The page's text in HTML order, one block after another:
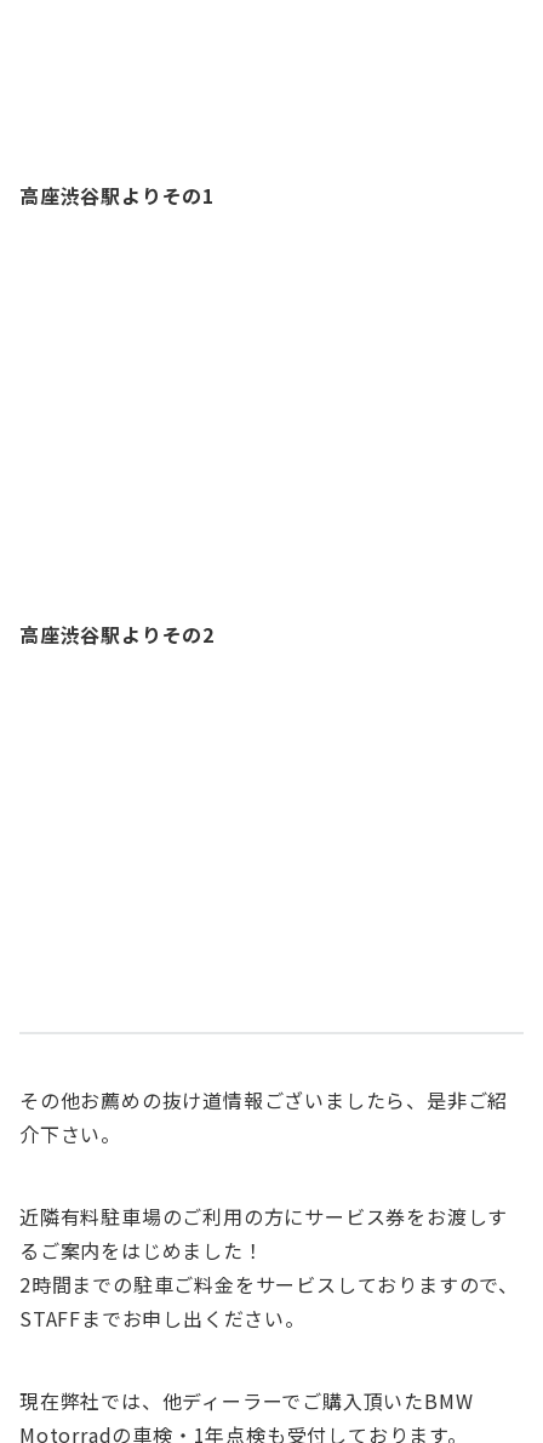
高座渋谷駅よりその1
高座渋谷駅よりその2
その他お薦めの抜け道情報ございましたら、是非ご紹
介下さい。
近隣有料駐車場のご利用の方にサービス券をお渡しす
るご案内をはじめました！
2時間までの駐車ご料金をサービスしておりますので、
STAFFまでお申し出ください。
現在弊社では、他ディーラーでご購入頂いたBMW
Motorradの車検・1年点検も受付しております。